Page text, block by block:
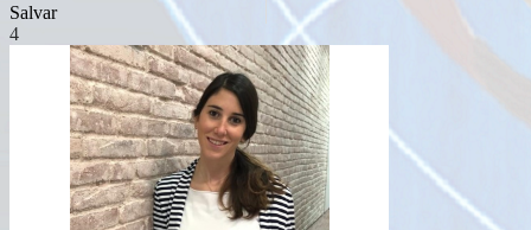
Salvar
4